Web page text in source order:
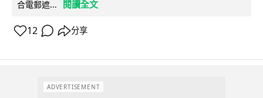
合電郵遮...
閱讀全文
12 分享
ADVERTISEMENT